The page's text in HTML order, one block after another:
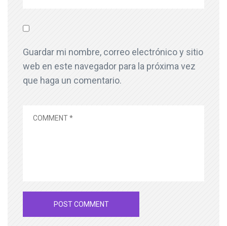
Guardar mi nombre, correo electrónico y sitio
web en este navegador para la próxima vez
que haga un comentario.